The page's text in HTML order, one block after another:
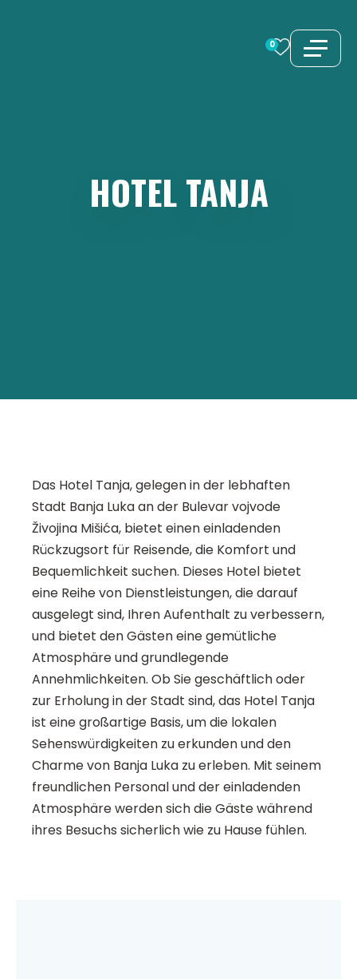
0
HOTEL TANJA
Das Hotel Tanja, gelegen in der lebhaften
Stadt Banja Luka an der Bulevar vojvode
Živojina Mišića, bietet einen einladenden
Rückzugsort für Reisende, die Komfort und
Bequemlichkeit suchen. Dieses Hotel bietet
eine Reihe von Dienstleistungen, die darauf
ausgelegt sind, Ihren Aufenthalt zu verbessern,
und bietet den Gästen eine gemütliche
Atmosphäre und grundlegende
Annehmlichkeiten. Ob Sie geschäftlich oder
zur Erholung in der Stadt sind, das Hotel Tanja
ist eine großartige Basis, um die lokalen
Sehenswürdigkeiten zu erkunden und den
Charme von Banja Luka zu erleben. Mit seinem
freundlichen Personal und der einladenden
Atmosphäre werden sich die Gäste während
ihres Besuchs sicherlich wie zu Hause fühlen.